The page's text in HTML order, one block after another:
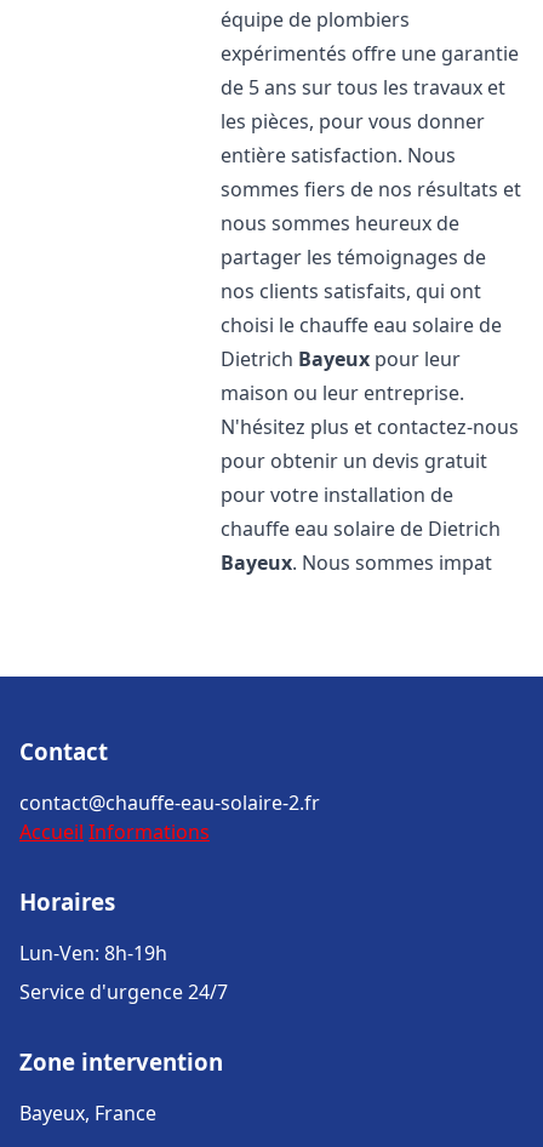
équipe de plombiers
expérimentés offre une garantie
de 5 ans sur tous les travaux et
les pièces, pour vous donner
entière satisfaction. Nous
sommes fiers de nos résultats et
nous sommes heureux de
partager les témoignages de
nos clients satisfaits, qui ont
choisi le chauffe eau solaire de
Dietrich Bayeux pour leur
maison ou leur entreprise.
N'hésitez plus et contactez-nous
pour obtenir un devis gratuit
pour votre installation de
chauffe eau solaire de Dietrich
Bayeux. Nous sommes impat
Contact
contact@chauffe-eau-solaire-2.fr
Accueil Informations
Horaires
Lun-Ven: 8h-19h
Service d'urgence 24/7
Zone intervention
Bayeux, France